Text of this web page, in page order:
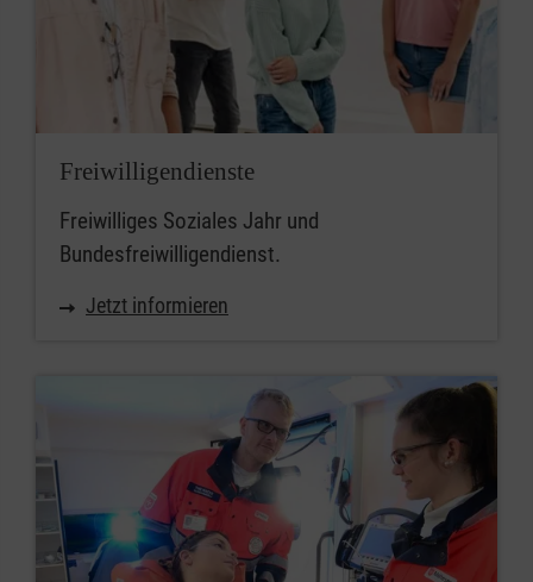
Freiwilligendienste
Freiwilliges Soziales Jahr und
Bundesfreiwilligendienst.
Jetzt informieren